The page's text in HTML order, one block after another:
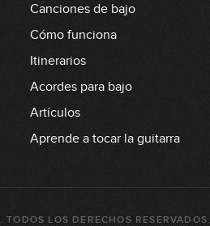
Canciones de bajo
Cómo funciona
Itinerarios
Acordes para bajo
Artículos
Aprende a tocar la guitarra
. TODOS LOS DERECHOS RESERVADOS.